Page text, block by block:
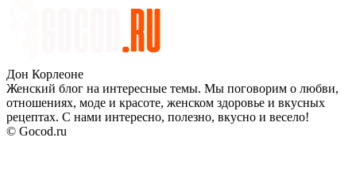
Дон Корлеоне
Женский блог на интересные темы. Мы поговорим о любви,
отношениях, моде и красоте, женском здоровье и вкусных
рецептах. С нами интересно, полезно, вкусно и весело!
© Gocod.ru